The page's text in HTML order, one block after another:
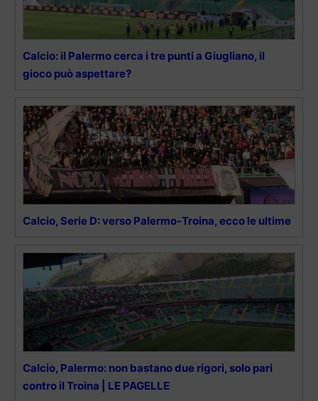
Calcio: il Palermo cerca i tre punti a Giugliano, il
gioco può aspettare?
Calcio, Serie D: verso Palermo-Troina, ecco le ultime
Calcio, Palermo: non bastano due rigori, solo pari
contro il Troina | LE PAGELLE